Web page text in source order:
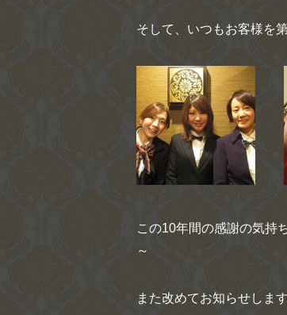
そして、いつもお客様を
この10年間の感謝の気持
～
また改めてお知らせします